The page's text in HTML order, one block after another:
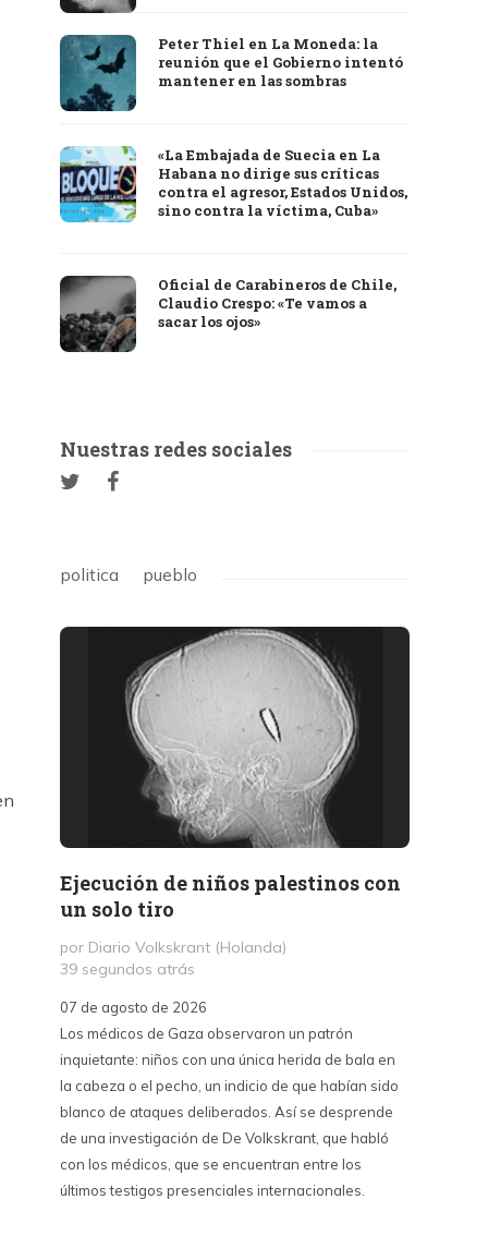
Peter Thiel en La Moneda: la
reunión que el Gobierno intentó
mantener en las sombras
«La Embajada de Suecia en La
Habana no dirige sus críticas
contra el agresor, Estados Unidos,
sino contra la víctima, Cuba»
Oficial de Carabineros de Chile,
Claudio Crespo: «Te vamos a
sacar los ojos»
Nuestras redes sociales
politica pueblo
Ejecución de niños palestinos con
un solo tiro
por Diario Volkskrant (Holanda)
39 segundos atrás
07 de agosto de 2026
Los médicos de Gaza observaron un patrón
inquietante: niños con una única herida de bala en
la cabeza o el pecho, un indicio de que habían sido
blanco de ataques deliberados. Así se desprende
de una investigación de De Volkskrant, que habló
con los médicos, que se encuentran entre los
últimos testigos presenciales internacionales.